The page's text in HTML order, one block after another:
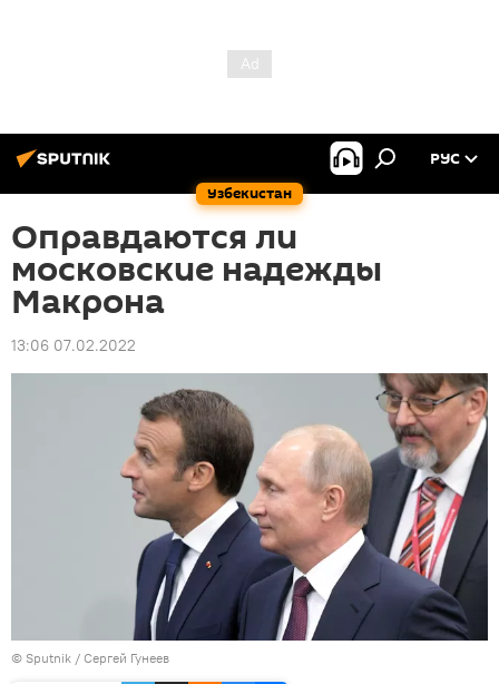
Узбекистан
РУС
Оправдаются ли
московские надежды
Макрона
13:06 07.02.2022
© Sputnik / Сергей Гунеев